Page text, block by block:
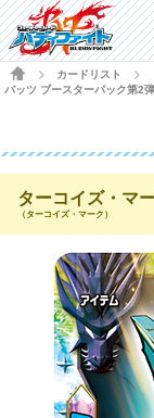
HOME
カードリスト
バッツ ブースターパック第2
ターコイズ・マ
（ターコイズ・マーク）